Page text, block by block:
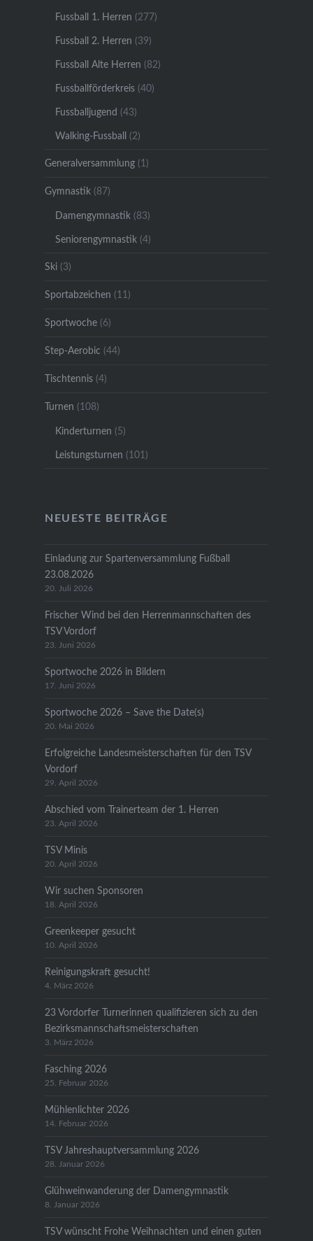
Fussball 1. Herren (277)
Fussball 2. Herren (39)
Fussball Alte Herren (82)
Fussballförderkreis(40)
Fussballjugend (43)
Walking-Fussball (2)
Generalversammlung(1)
Gymnastik(87)
Damengymnastik(83)
Seniorengymnastik(4)
Ski(3)
Sportabzeichen (11)
Sportwoche(6)
Step-Aerobic (44)
Tischtennis(4)
Turnen (108)
Kinderturnen (5)
Leistungsturnen (101)
NEUESTE BEITRÄGE
Einladung zur Spartenversammlung Fußball
23.08.2026
20. Juli 2026
Frischer Wind bei den Herrenmannschaften des
TSV Vordorf
23. Juni 2026
Sportwoche 2026 in Bildern
17. Juni 2026
Sportwoche 2026 – Save the Date(s)
20. Mai 2026
Erfolgreiche Landesmeisterschaften für den TSV
Vordorf
29. April 2026
Abschied vom Trainerteam der 1. Herren
23. April 2026
TSV Minis
20. April 2026
Wir suchen Sponsoren
18. April 2026
Greenkeeper gesucht
10. April 2026
Reinigungskraft gesucht!
4. März 2026
23 Vordorfer Turnerinnen qualifizieren sich zu den
Bezirksmannschaftsmeisterschaften
3. März 2026
Fasching 2026
25. Februar 2026
Mühlenlichter 2026
14. Februar 2026
TSV Jahreshauptversammlung 2026
28. Januar 2026
Glühweinwanderung der Damengymnastik
8. Januar 2026
TSV wünscht Frohe Weihnachten und einen guten